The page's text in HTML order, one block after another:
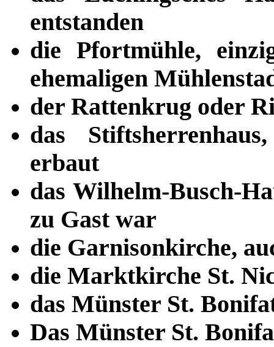
entstanden
die Pfortmühle,
ehemaligen
der Rattenkrug oder
das
erbaut
das Wilhelm-Busch-
zu Gast war
die Garnisonkirche,
die Marktkirche St.
das Münster St.
Das Münster St.